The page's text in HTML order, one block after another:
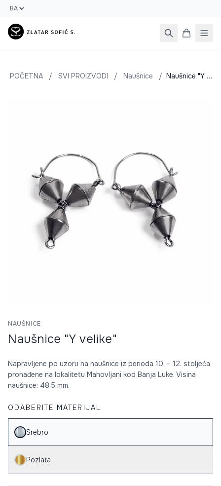
POČETNA / SVI PROIZVODI / Naušnice / Naušnice "Y velike"
NAUŠNICE
Naušnice "Y velike"
Napravljene po uzoru na naušnice iz perioda 10. – 12. stoljeća
pronađene na lokalitetu Mahovljani kod Banja Luke. Visina
naušnice: 48,5 mm.
ODABERITE MATERIJAL
Srebro
Pozlata